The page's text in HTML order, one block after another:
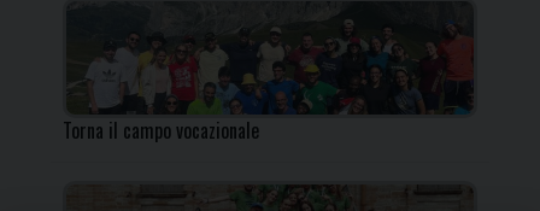
Torna il campo vocazionale